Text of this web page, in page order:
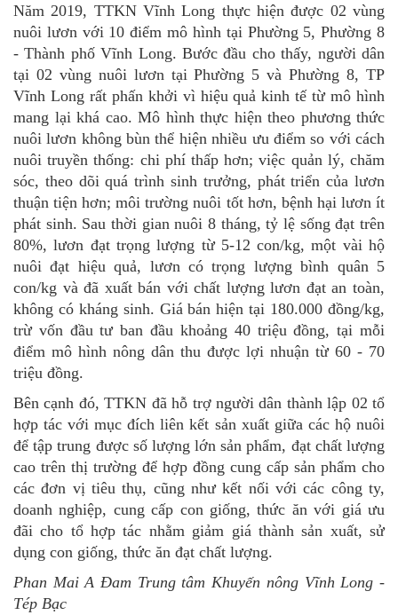
Năm 2019, TTKN Vĩnh Long thực hiện được 02 vùng
nuôi lươn với 10 điểm mô hình tại Phường 5, Phường 8
- Thành phố Vĩnh Long. Bước đầu cho thấy, người dân
tại 02 vùng nuôi lươn tại Phường 5 và Phường 8, TP
Vĩnh Long rất phấn khởi vì hiệu quả kinh tế từ mô hình
mang lại khá cao. Mô hình thực hiện theo phương thức
nuôi lươn không bùn thể hiện nhiều ưu điểm so với cách
nuôi truyền thống: chi phí thấp hơn; việc quản lý, chăm
sóc, theo dõi quá trình sinh trưởng, phát triển của lươn
thuận tiện hơn; môi trường nuôi tốt hơn, bệnh hại lươn ít
phát sinh. Sau thời gian nuôi 8 tháng, tỷ lệ sống đạt trên
80%, lươn đạt trọng lượng từ 5-12 con/kg, một vài hộ
nuôi đạt hiệu quả, lươn có trọng lượng bình quân 5
con/kg và đã xuất bán với chất lượng lươn đạt an toàn,
không có kháng sinh. Giá bán hiện tại 180.000 đồng/kg,
trừ vốn đầu tư ban đầu khoảng 40 triệu đồng, tại mỗi
điểm mô hình nông dân thu được lợi nhuận từ 60 - 70
triệu đồng.
Bên cạnh đó, TTKN đã hỗ trợ người dân thành lập 02 tổ
hợp tác với mục đích liên kết sản xuất giữa các hộ nuôi
để tập trung được số lượng lớn sản phẩm, đạt chất lượng
cao trên thị trường để hợp đồng cung cấp sản phẩm cho
các đơn vị tiêu thụ, cũng như kết nối với các công ty,
doanh nghiệp, cung cấp con giống, thức ăn với giá ưu
đãi cho tổ hợp tác nhằm giảm giá thành sản xuất, sử
dụng con giống, thức ăn đạt chất lượng.
Phan Mai A Đam Trung tâm Khuyến nông Vĩnh Long -
Tép Bạc